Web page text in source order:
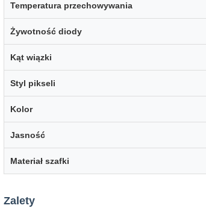
Temperatura przechowywania
Żywotność diody
Kąt wiązki
Styl pikseli
Kolor
Jasność
Materiał szafki
Zalety